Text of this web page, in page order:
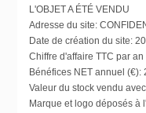
L'OBJET A ÉTÉ VENDU
Adresse du site:
Date de création du site:
Chiffre d'affaire TTC par an
Bénéfices NET annuel (€):
Valeur du stock vendu
Marque et logo déposés à